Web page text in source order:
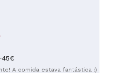
A comida estava fantástica :)